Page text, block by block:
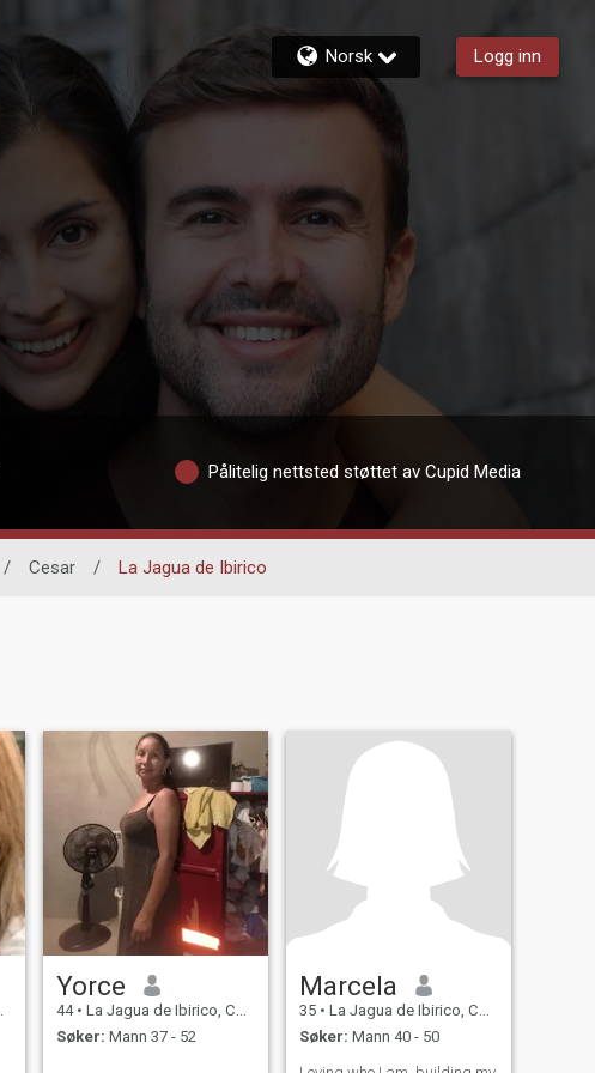
Norsk Logg inn
Pålitelig nettsted støttet av Cupid Media
/ Cesar / La Jagua de Ibirico
Yorce
44 • La Jagua de Ibirico, Cesar, Colombia
Søker: Mann 37 - 52
Marcela
35 • La Jagua de Ibirico, Cesar, Colombia
Søker: Mann 40 - 50